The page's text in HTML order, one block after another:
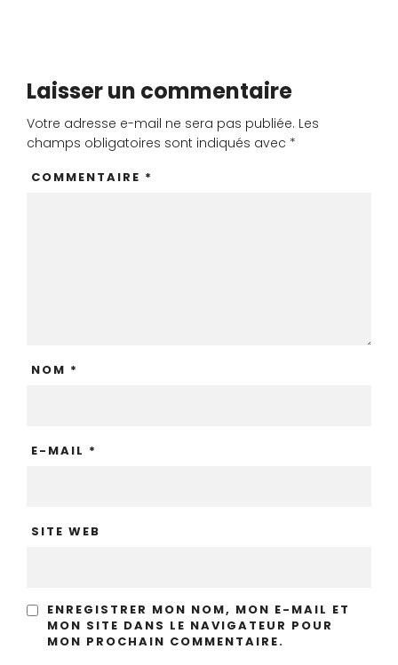
Laisser un commentaire
Votre adresse e-mail ne sera pas publiée. Les
champs obligatoires sont indiqués avec *
COMMENTAIRE *
NOM *
E-MAIL *
SITE WEB
ENREGISTRER MON NOM, MON E-MAIL ET
MON SITE DANS LE NAVIGATEUR POUR
MON PROCHAIN COMMENTAIRE.